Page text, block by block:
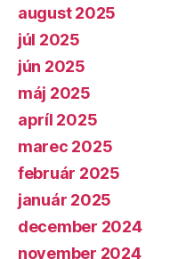
august 2025
júl 2025
jún 2025
máj 2025
apríl 2025
marec 2025
február 2025
január 2025
december 2024
november 2024